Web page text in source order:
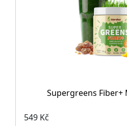
Supergreens Fiber+
549 Kč